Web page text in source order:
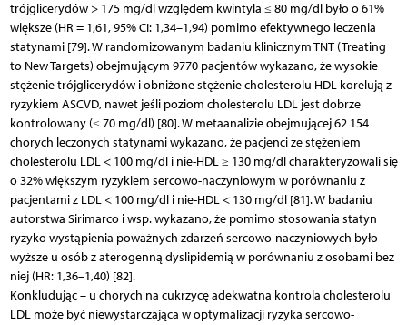
trójglicerydów > 175 mg/dl względem kwintyla ≤ 80 mg/dl było o 61%
większe (HR = 1,61, 95% CI: 1,34–1,94) pomimo efektywnego leczenia
statynami [79]. W randomizowanym badaniu klinicznym TNT (Treating
to New Targets) obejmującym 9770 pacjentów wykazano, że wysokie
stężenie trójglicerydów i obniżone stężenie cholesterolu HDL korelują z
ryzykiem ASCVD, nawet jeśli poziom cholesterolu LDL jest dobrze
kontrolowany (≤ 70 mg/dl) [80]. W metaanalizie obejmującej 62 154
chorych leczonych statynami wykazano, że pacjenci ze stężeniem
cholesterolu LDL < 100 mg/dl i nie-HDL ≥ 130 mg/dl charakteryzowali się
o 32% większym ryzykiem sercowo-naczyniowym w porównaniu z
pacjentami z LDL < 100 mg/dl i nie-HDL < 130 mg/dl [81]. W badaniu
autorstwa Sirimarco i wsp. wykazano, że pomimo stosowania statyn
ryzyko wystąpienia poważnych zdarzeń sercowo-naczyniowych było
wyższe u osób z aterogenną dyslipidemią w porównaniu z osobami bez
niej (HR: 1,36–1,40) [82].
Konkludując – u chorych na cukrzycę adekwatna kontrola cholesterolu
LDL może być niewystarczająca w optymalizacji ryzyka sercowo-